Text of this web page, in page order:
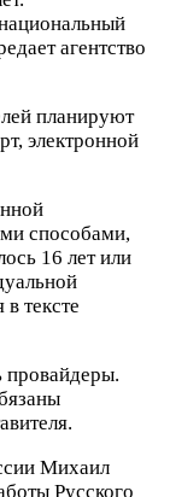
агентство
планируют
электронной
способами,
16 лет или
тексте
провайдеры.
Михаил
Русского